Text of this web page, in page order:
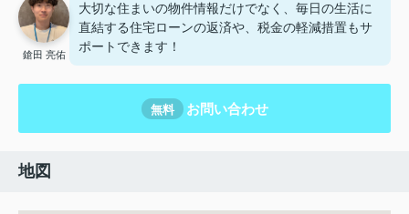
鎗田 亮佑
大切な住まいの物件情報だけでなく、毎日の生活に
直結する住宅ローンの返済や、税金の軽減措置もサ
ポートできます！
無料 お問い合わせ
地図